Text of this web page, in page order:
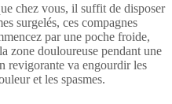
chez vous, il suffit de disposer
surgelés, ces compagnes
par une poche froide,
zone douloureuse pendant une
revigorante va engourdir les
et les spasmes.